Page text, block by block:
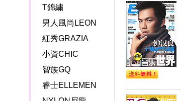
T錦繍
男人風尚LEON
紅秀GRAZIA
小資CHIC
智族GQ
睿士ELLEMEN